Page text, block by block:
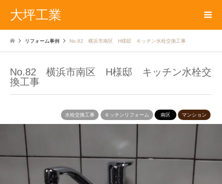
大坪工業
リフォーム事例 No.82 横浜市南区 H様邸 キッチン水栓交換工事
No.82 横浜市南区 H様邸 キッチン水栓交
換工事
水栓交換工事 キッチンリフォーム 南区 マンション